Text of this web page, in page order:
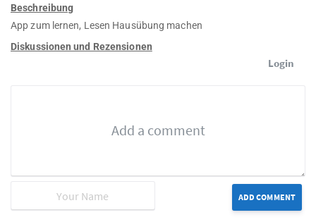
Beschreibung
App zum lernen, Lesen Hausübung machen
Diskussionen und Rezensionen
Login
ADD COMMENT